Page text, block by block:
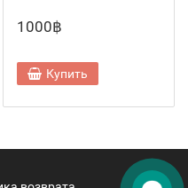
1000฿
Купить